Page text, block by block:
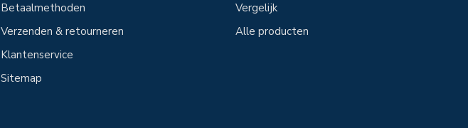
Betaalmethoden
Verzenden & retourneren
Klantenservice
Sitemap
Vergelijk
Alle producten